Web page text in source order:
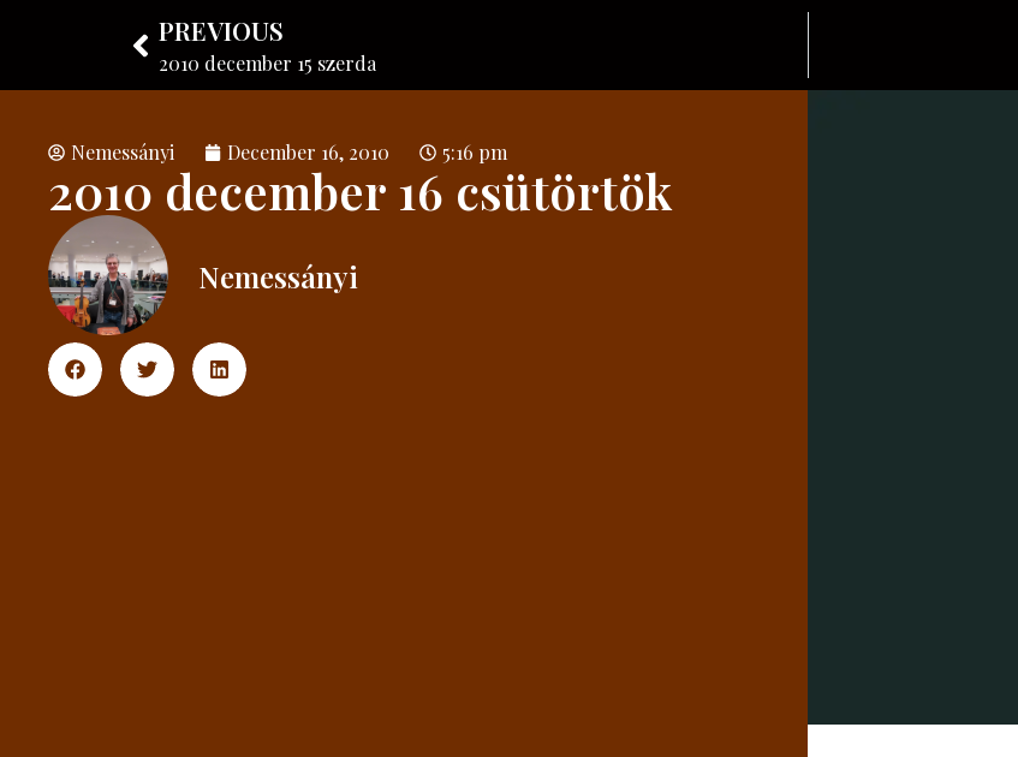
Nemessányi László
Instrument maker
PREVIOUS
2010 december 15 szerda
Nemessányi December 16, 2010 5:16 pm
2010 december 16 csütörtök
Nemessányi